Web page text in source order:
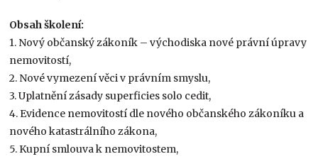
Obsah školení:
1. Nový občanský zákoník – východiska nové právní úpravy
nemovitostí,
2. Nové vymezení věci v právním smyslu,
3. Uplatnění zásady superficies solo cedit,
4. Evidence nemovitostí dle nového občanského zákoníku a
nového katastrálního zákona,
5. Kupní smlouva k nemovitostem,